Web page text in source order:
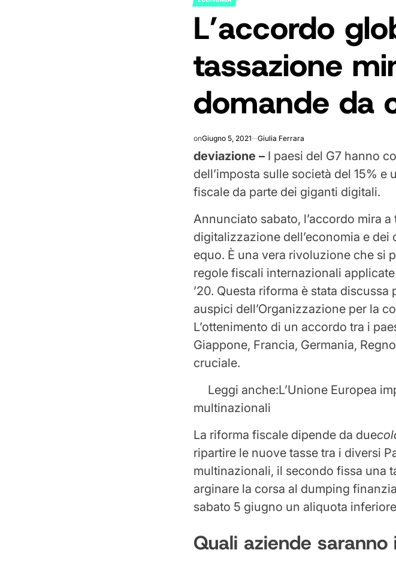
POSTED
L’accordo
tassazione
domande da
onGiugno 5, 2021 Giulia Ferrara
deviazione – I paesi del G7 hanno
dell’imposta sulle società del 15% e
fiscale da parte dei giganti digitali.
Annunciato sabato, l’accordo mira
digitalizzazione dell’economia e
equo. È una vera rivoluzione che si
regole fiscali internazionali
’20. Questa riforma è stata
auspici dell’Organizzazione per la
L’ottenimento di un accordo tra i
Giappone, Francia, Germania,
cruciale.
Leggi anche:L’Unione Europea
multinazionali
La riforma fiscale dipende da due
ripartire le nuove tasse tra i diversi
multinazionali, il secondo fissa una
arginare la corsa al dumping
sabato 5 giugno un aliquota
Quali aziende saranno